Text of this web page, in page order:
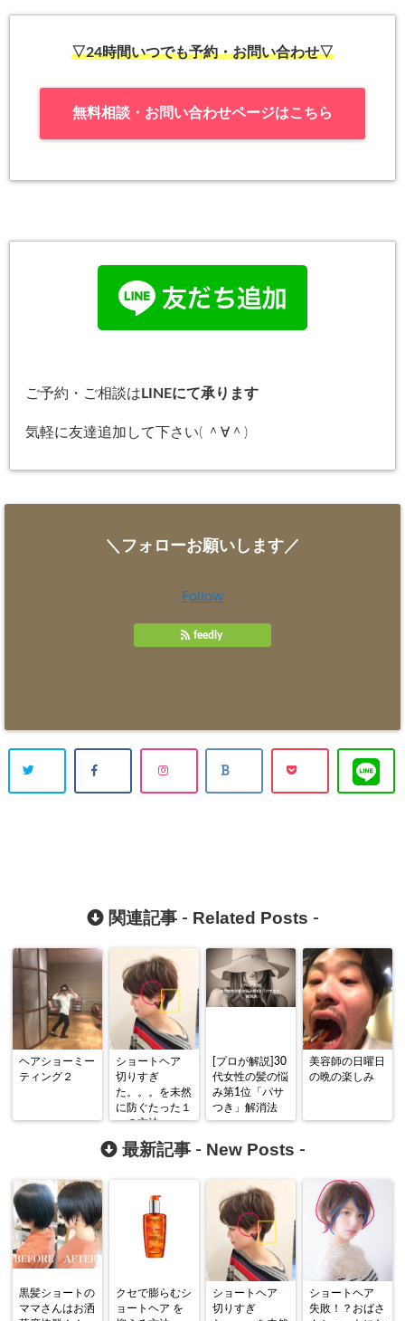
▽24時間いつでも予約・お問い合わせ▽
無料相談・お問い合わせページはこちら
ご予約・ご相談は LINEにて承ります
気軽に友達追加して下さい( ＾∀＾)
＼フォローお願いします／
Follow
feedly
関連記事 - Related Posts -
ヘアショーミー
ティング２
ショートヘア
切りすぎ
た。。。を未然
に防ぐたった１
つの方法
[プロが解説]30
代女性の髪の悩
み第1位「パサ
つき」解消法
美容師の日曜日
の晩の楽しみ
最新記事 - New Posts -
黒髪ショートの
ママさんはお洒
クセで膨らむシ
ョートヘア を
ショートヘア
切りすぎ
ショートヘア
失敗！？おばさ